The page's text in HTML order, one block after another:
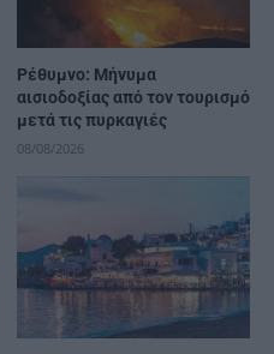
Ρέθυμνο: Μήνυμα
αισιοδοξίας από τον τουρισμό
μετά τις πυρκαγιές
08/08/2026